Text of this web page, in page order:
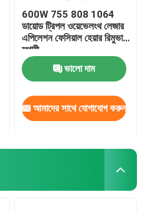
600W 755 808 1064
ডায়োড ট্রিপল ওয়েভেলংথ লেজার
এপিলেশন ফেসিয়াল হেয়ার রিমুভাল
স্থায়ী
ভালো দাম
আমাদের সাথে যোগাযোগ করুন